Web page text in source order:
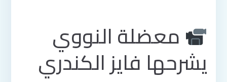
معضلة النووي
يشرحها فايز الكندري